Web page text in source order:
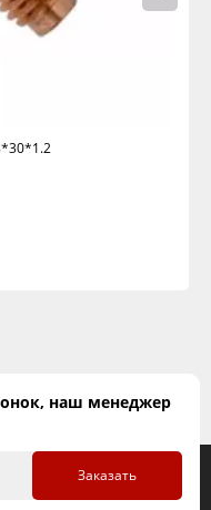
наш менеджер
Заказать